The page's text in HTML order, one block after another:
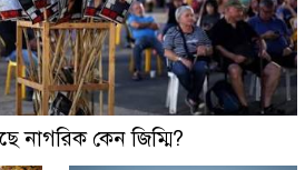
নাগরিক কেন জিম্মি?